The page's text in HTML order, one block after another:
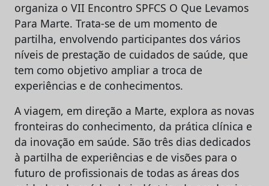
organiza o VII Encontro SPFCS O Que Levamos
Para Marte. Trata-se de um momento de
partilha, envolvendo participantes dos vários
níveis de prestação de cuidados de saúde, que
tem como objetivo ampliar a troca de
experiências e de conhecimentos.
A viagem, em direção a Marte, explora as novas
fronteiras do conhecimento, da prática clínica e
da inovação em saúde. São três dias dedicados
à partilha de experiências e de visões para o
futuro de profissionais de todas as áreas dos